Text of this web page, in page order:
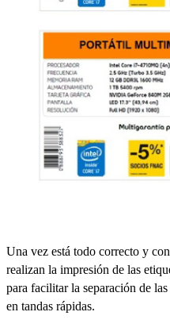
Una vez está todo correcto y
realizan la impresión de las
para facilitar la separación de
en tandas rápidas.